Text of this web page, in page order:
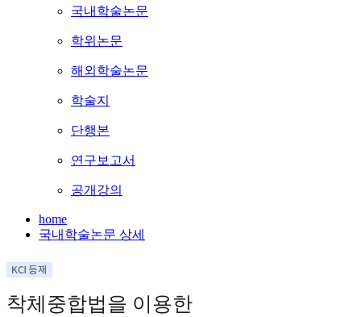
국내학술논문
학위논문
해외학술논문
학술지
단행본
연구보고서
공개강의
home
국내학술논문 상세
착체중합법을 이용한